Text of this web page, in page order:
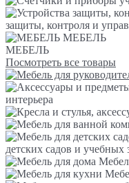
защиты, контроля и
МЕБЕЛЬ
МЕБЕЛЬ
Посмотреть все товары
интерьера
детских садов и учебных